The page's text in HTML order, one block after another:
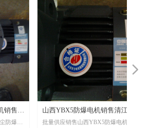
山西YBX5防爆电机销售清江
YBX5一级能效电动机可以互换
批量供应销售山西YBX5防爆电机销
清江
售山西
批量供应
넲